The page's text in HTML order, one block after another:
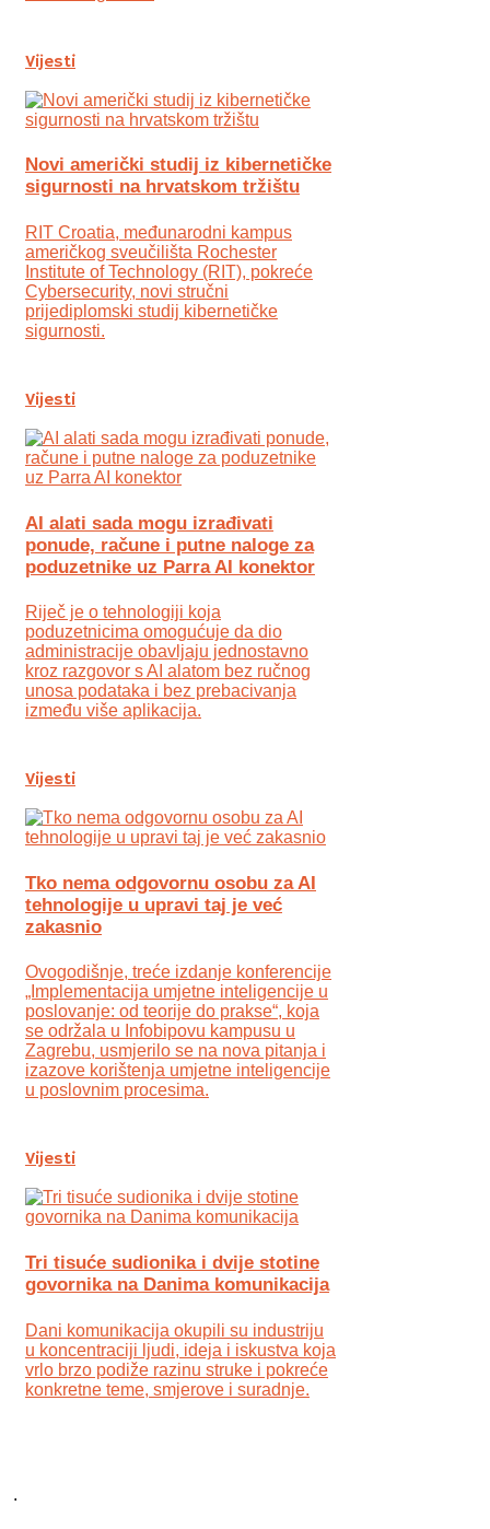
Vijesti
Novi američki studij iz kibernetičke
sigurnosti na hrvatskom tržištu
RIT Croatia, međunarodni kampus
američkog sveučilišta Rochester
Institute of Technology (RIT), pokreće
Cybersecurity, novi stručni
prijediplomski studij kibernetičke
sigurnosti.
Vijesti
AI alati sada mogu izrađivati
ponude, račune i putne naloge za
poduzetnike uz Parra AI konektor
Riječ je o tehnologiji koja
poduzetnicima omogućuje da dio
administracije obavljaju jednostavno
kroz razgovor s AI alatom bez ručnog
unosa podataka i bez prebacivanja
između više aplikacija.
Vijesti
Tko nema odgovornu osobu za AI
tehnologije u upravi taj je već
zakasnio
Ovogodišnje, treće izdanje konferencije
„Implementacija umjetne inteligencije u
poslovanje: od teorije do prakse“, koja
se održala u Infobipovu kampusu u
Zagrebu, usmjerilo se na nova pitanja i
izazove korištenja umjetne inteligencije
u poslovnim procesima.
Vijesti
Tri tisuće sudionika i dvije stotine
govornika na Danima komunikacija
Dani komunikacija okupili su industriju
u koncentraciji ljudi, ideja i iskustva koja
vrlo brzo podiže razinu struke i pokreće
konkretne teme, smjerove i suradnje.
.